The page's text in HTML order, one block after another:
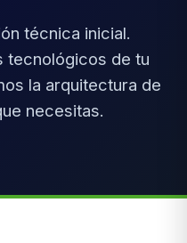
técnica inicial.
tecnológicos de tu
la arquitectura de
necesitas.